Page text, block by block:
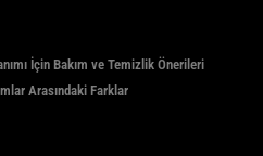
İçin Bakım ve Temizlik Önerileri
Arasındaki Farklar